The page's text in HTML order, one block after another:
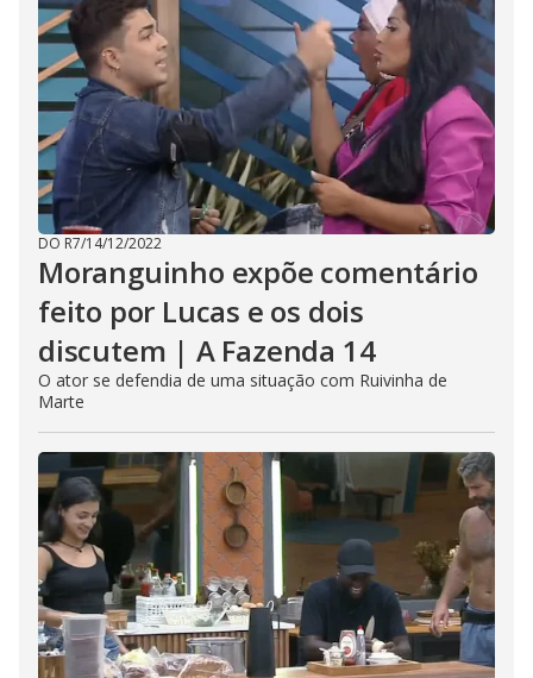
DO R7/14/12/2022
Moranguinho expõe comentário
feito por Lucas e os dois
discutem | A Fazenda 14
O ator se defendia de uma situação com Ruivinha de
Marte